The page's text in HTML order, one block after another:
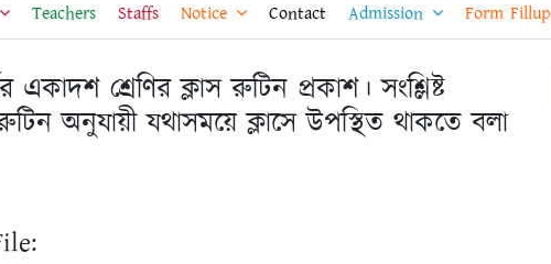
Teachers Staffs Notice Contact Admission Form Fillup
শ্রেণির ক্লাস রুটিন প্রকাশ। সংশ্লিষ্ট
রুটিন অনুযায়ী যথাসময়ে ক্লাসে উপস্থিত থাকতে বলা